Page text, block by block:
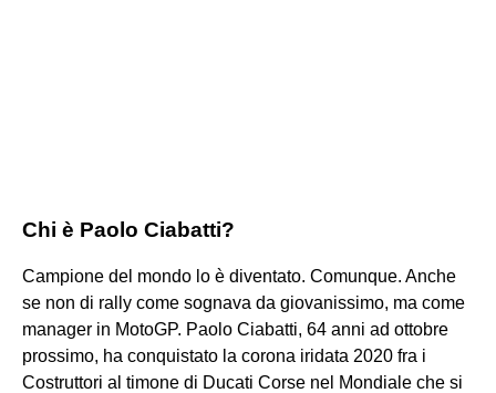
Chi è Paolo Ciabatti?
Campione del mondo lo è diventato. Comunque. Anche
se non di rally come sognava da giovanissimo, ma come
manager in MotoGP. Paolo Ciabatti, 64 anni ad ottobre
prossimo, ha conquistato la corona iridata 2020 fra i
Costruttori al timone di Ducati Corse nel Mondiale che si